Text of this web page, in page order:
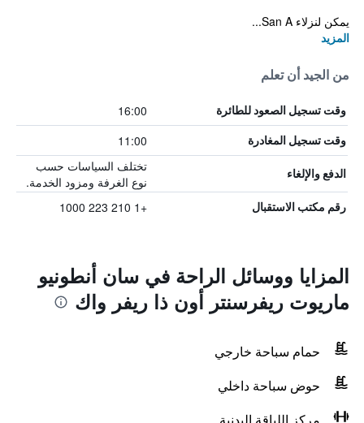
يمكن لنزلاء San A...
المزيد
من الجيد أن تعلم
وقت تسجيل الصعود للطائرة 16:00
وقت تسجيل المغادرة 11:00
الدفع والإلغاء
تختلف السياسات حسب
نوع الغرفة ومزود الخدمة.
رقم مكتب الاستقبال +1 210 223 1000
المزايا ووسائل الراحة في سان أنطونيو
ماريوت ريفرسنتر أون ذا ريفر واك
حمام سباحة خارجي
حوض سباحة داخلي